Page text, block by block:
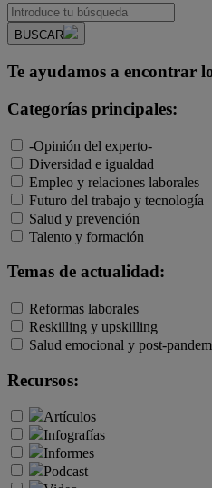
BUSCAR
Te ayudamos a encontrar
Categorías principales:
-Opinión del experto-
Diversidad e igualdad
Empleo y relaciones laborales
Futuro del trabajo y tecnología
Salud y prevención
Talento y formación
Temas de actualidad:
Reformas laborales
Reskilling y upskilling
Salud emocional y post-
Recursos:
Artículos
Infografías
Informes
Podcast